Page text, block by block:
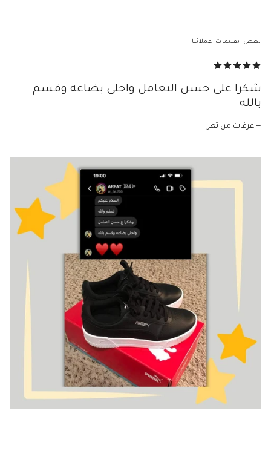
بعض تقييمات عملائنا
شكرا على حسن التعامل واحلى بضاعه وقسم
بالله
— عرفات من تعز